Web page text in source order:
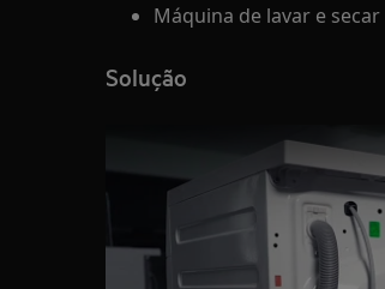
Máquina de lavar e secar
Solução